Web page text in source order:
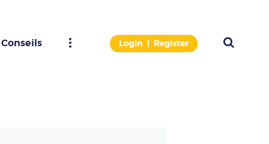
Conseils Login Register
DE PAIEMENT (TPE)